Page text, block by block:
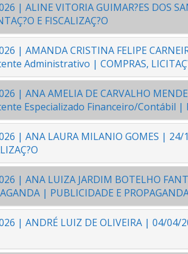
| ALINE VITORIA GUIMAR?ES DOS
E FISCALIZAÇ?O
| AMANDA CRISTINA FELIPE
Administrativo | COMPRAS,
| ANA AMELIA DE CARVALHO
Especializado Financeiro/Contábil |
| ANA LAURA MILANIO GOMES |
| ANA LUIZA JARDIM BOTELHO
| PUBLICIDADE E
| ANDRÉ LUIZ DE OLIVEIRA | 04/04/